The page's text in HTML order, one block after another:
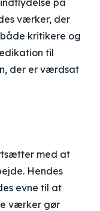
på
værker, der
kritikere og
til
der er værdsat
med at
Hendes
evne til at
værker gør